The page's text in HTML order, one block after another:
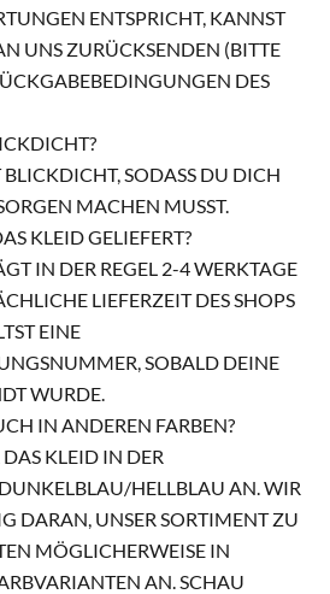
ENTSPRICHT, KANNST
UNS ZURÜCKSENDEN (BITTE
DES
BLICKDICHT, SODASS DU DICH
MACHEN MUSST.
KLEID GELIEFERT?
IN DER REGEL 2-4 WERKTAGE
LIEFERZEIT DES SHOPS
EINE
SOBALD DEINE
WURDE.
IN ANDEREN FARBEN?
KLEID IN DER
HELLBLAU AN. WIR
DARAN, UNSER SORTIMENT ZU
MÖGLICHERWEISE IN
AN. SCHAU